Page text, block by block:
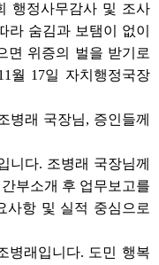
행정사무감사 및 조사
라 숨김과 보탬이 없이
면 위증의 벌을 받기로
월 17일 자치행정국장
병래 국장님, 증인들께
니다. 조병래 국장님께
부소개 후 업무보고를
사항 및 실적 중심으로
병래입니다. 도민 행복